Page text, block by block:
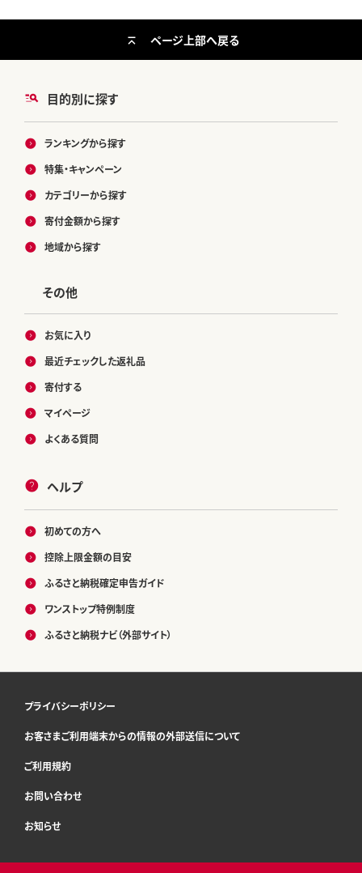
目的別に探す
ランキングから探す
特集・キャンペーン
カテゴリーから探す
寄付金額から探す
地域から探す
その他
お気に入り
最近チェックした返礼品
寄付する
マイページ
よくある質問
ヘルプ
初めての方へ
控除上限金額の目安
ふるさと納税確定申告ガイド
ワンストップ特例制度
ふるさと納税ナビ（外部サイト）
ページ上部へ戻る
プライバシーポリシー
お客さまご利用端末からの情報の外部送信について
ご利用規約
お問い合わせ
お知らせ